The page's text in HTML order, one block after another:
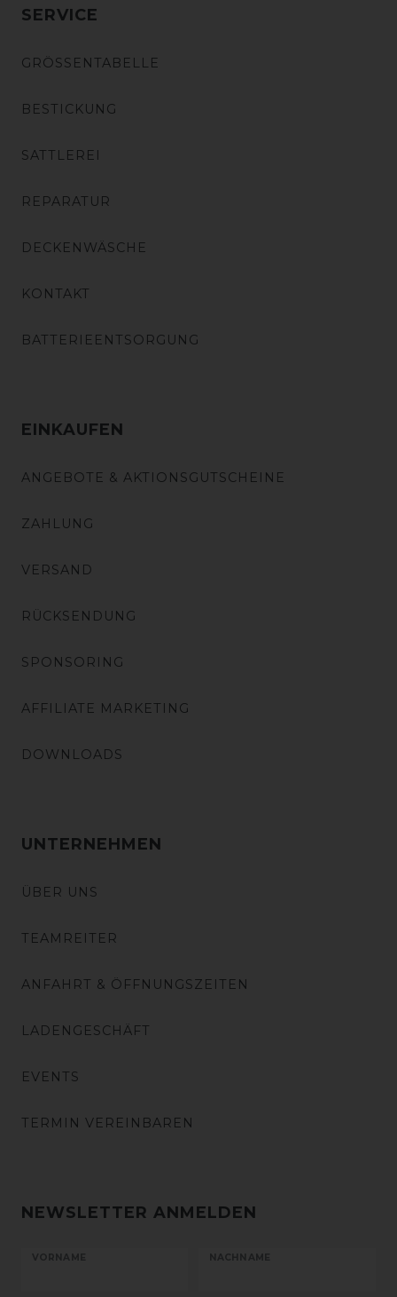
SERVICE
GRÖSSENTABELLE
BESTICKUNG
SATTLEREI
REPARATUR
DECKENWÄSCHE
KONTAKT
BATTERIEENTSORGUNG
EINKAUFEN
ANGEBOTE & AKTIONSGUTSCHEINE
ZAHLUNG
VERSAND
RÜCKSENDUNG
SPONSORING
AFFILIATE MARKETING
DOWNLOADS
UNTERNEHMEN
ÜBER UNS
TEAMREITER
ANFAHRT & ÖFFNUNGSZEITEN
LADENGESCHÄFT
EVENTS
TERMIN VEREINBAREN
NEWSLETTER ANMELDEN
VORNAME NACHNAME